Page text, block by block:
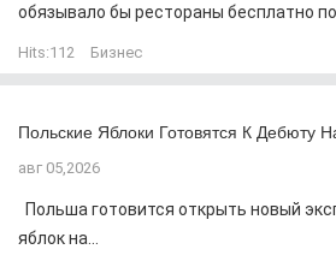
обязывало бы рестораны бесплатно
Hits:112 Бизнес
Польские Яблоки Готовятся К Дебюту
авг 05,2026
Польша готовится открыть новый
яблок на...